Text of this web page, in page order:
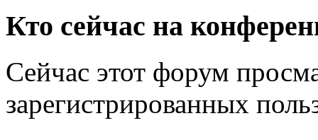
Кто сейчас на
Сейчас этот форум
зарегистрированных